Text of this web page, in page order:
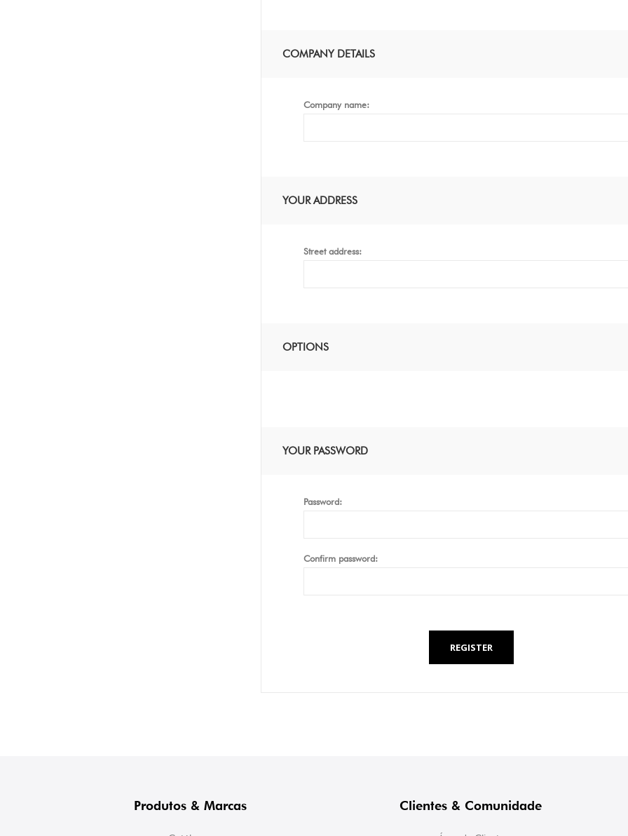
COMPANY DETAILS
Company name:
YOUR ADDRESS
Street address:
OPTIONS
YOUR PASSWORD
Password:
Confirm password:
REGISTER
Produtos & Marcas Clientes & Comunidade